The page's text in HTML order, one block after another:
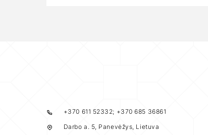
+370 611 52332; +370 685 36861
Darbo a. 5, Panevėžys, Lietuva